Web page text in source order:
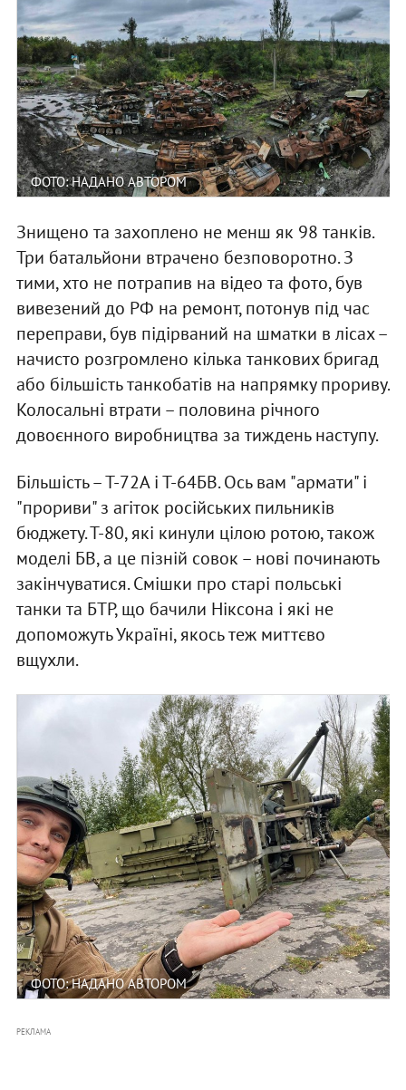
ФОТО: НАДАНО АВТОРОМ
Знищено та захоплено не менш як 98 танків.
Три батальйони втрачено безповоротно. З
тими, хто не потрапив на відео та фото, був
вивезений до РФ на ремонт, потонув під час
переправи, був підірваний на шматки в лісах –
начисто розгромлено кілька танкових бригад
або більшість танкобатів на напрямку прориву.
Колосальні втрати – половина річного
довоєнного виробництва за тиждень наступу.
Більшість – Т-72А і Т-64БВ. Ось вам "армати" і
"прориви" з агіток російських пильників
бюджету. Т-80, які кинули цілою ротою, також
моделі БВ, а це пізній совок – нові починають
закінчуватися. Смішки про старі польські
танки та БТР, що бачили Ніксона і які не
допоможуть Україні, якось теж миттєво
вщухли.
ФОТО: НАДАНО АВТОРОМ
РЕКЛАМА